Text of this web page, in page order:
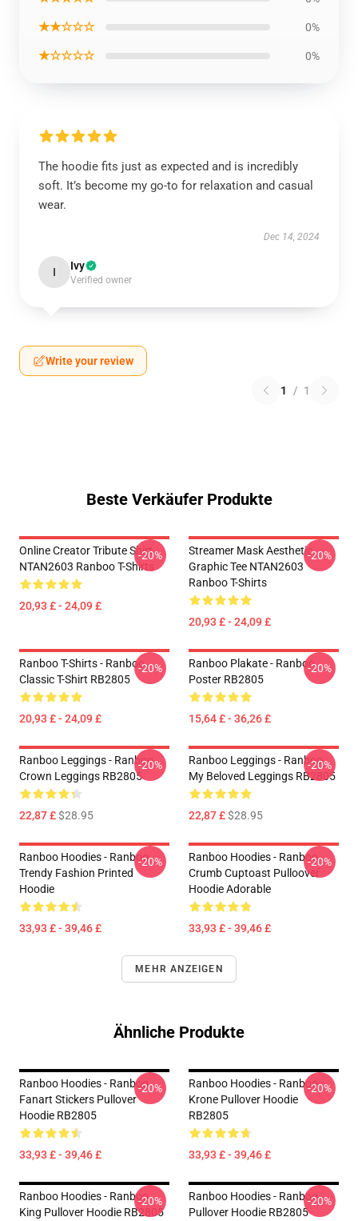
★★☆☆☆ 0%
★☆☆☆☆ 0%
The hoodie fits just as expected and is incredibly
soft. It’s become my go-to for relaxation and casual
wear.
Dec 14, 2024
I Ivy
Verified owner
Write your review
1 / 1
Beste Verkäufer Produkte
Online Creator Tribute Shirt
NTAN2603 Ranboo T-Shirts
20,93 £ - 24,09 £
-20%
Streamer Mask Aesthetic
Graphic Tee NTAN2603
Ranboo T-Shirts
20,93 £ - 24,09 £
-20%
Ranboo T-Shirts - Ranboo
Classic T-Shirt RB2805
20,93 £ - 24,09 £
-20%
Ranboo Plakate - Ranboo
Poster RB2805
15,64 £ - 36,26 £
-20%
Ranboo Leggings - Ranboo
Crown Leggings RB2805
22,87 £$28.95
-20%
Ranboo Leggings - Ranboo
My Beloved Leggings RB2805
22,87 £$28.95
-20%
Ranboo Hoodies - Ranboo
Trendy Fashion Printed
Hoodie
33,93 £ - 39,46 £
-20%
Ranboo Hoodies - Ranboo
Crumb Cuptoast Pulloover
Hoodie Adorable
33,93 £ - 39,46 £
-20%
MEHR ANZEIGEN
Ähnliche Produkte
Ranboo Hoodies - Ranboo
Fanart Stickers Pullover
Hoodie RB2805
33,93 £ - 39,46 £
-20%
Ranboo Hoodies - Ranboo
Krone Pullover Hoodie
RB2805
33,93 £ - 39,46 £
-20%
Ranboo Hoodies - Ranboo
King Pullover Hoodie RB2805
-20%
Ranboo Hoodies - Ranboo
Pullover Hoodie RB2805
-20%